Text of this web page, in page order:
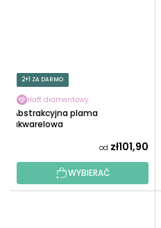
2+1 ZA DARMO
Haft diamentowy
Abstrakcyjna plama
akwarelowa
od zł101,90
WYBIERAĆ